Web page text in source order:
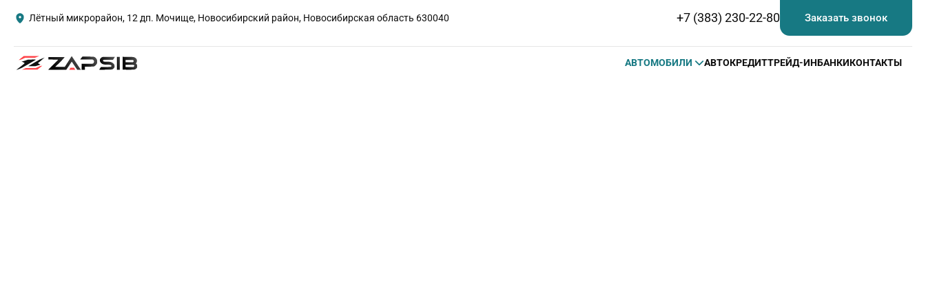
Лётный микрорайон, 12 дп. Мочище, Новосибирский район, Новосибирская область 630040 +7 (383) 230-22-80 Заказать звонок
АВТОМОБИЛИ АВТОКРЕДИТТРЕЙД-ИНБАНКИКОНТАКТЫ